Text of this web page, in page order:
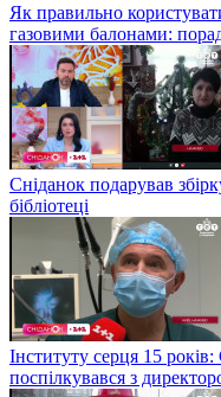
Як правильно
газовими балонами:
Сніданок подарував
бібліотеці
Інституту серця 15
поспілкувався з